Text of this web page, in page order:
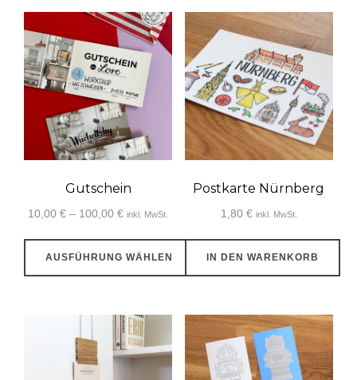
weist
mehrere
Varianten
auf.
Die
Optionen
können
auf
der
gewählt
werden
Gutschein
10,00€ – 100,00€Preisspanne:
bis
inkl. MwSt.
AUSFÜHRUNG WÄHLEN
weist
mehrere
Postkarte Nürnberg
1,80 € inkl. MwSt.
IN DEN WARENKORB